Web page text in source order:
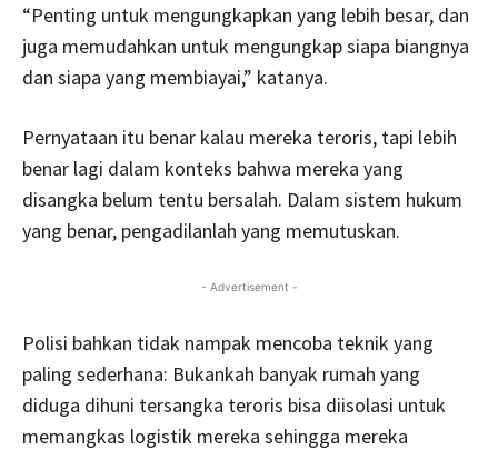
“Penting untuk mengungkapkan yang lebih besar, dan
juga memudahkan untuk mengungkap siapa biangnya
dan siapa yang membiayai,” katanya.
Pernyataan itu benar kalau mereka teroris, tapi lebih
benar lagi dalam konteks bahwa mereka yang
disangka belum tentu bersalah. Dalam sistem hukum
yang benar, pengadilanlah yang memutuskan.
- Advertisement -
Polisi bahkan tidak nampak mencoba teknik yang
paling sederhana: Bukankah banyak rumah yang
diduga dihuni tersangka teroris bisa diisolasi untuk
memangkas logistik mereka sehingga mereka